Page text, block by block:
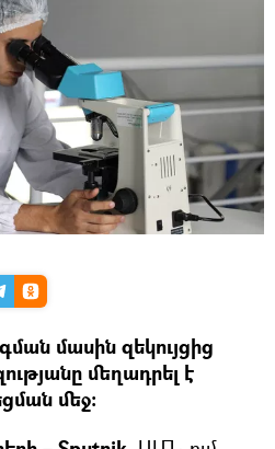
մասին զեկույցից
մեղադրել է
մեջ։